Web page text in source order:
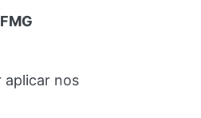
aplicar nos